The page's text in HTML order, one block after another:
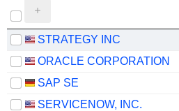
STRATEGY INC
ORACLE CORPORATION
SAP SE
SERVICENOW, INC.